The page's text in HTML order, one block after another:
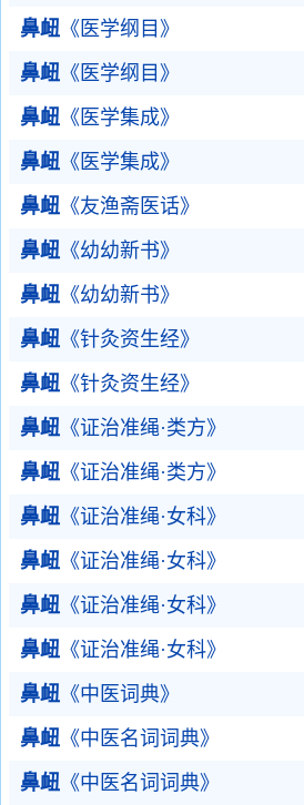
鼻衄 《医学纲目》
鼻衄 《医学纲目》
鼻衄 《医学集成》
鼻衄 《医学集成》
鼻衄 《友渔斋医话》
鼻衄 《幼幼新书》
鼻衄 《幼幼新书》
鼻衄 《针灸资生经》
鼻衄 《针灸资生经》
鼻衄 《证治准绳·类方》
鼻衄 《证治准绳·类方》
鼻衄 《证治准绳·女科》
鼻衄 《证治准绳·女科》
鼻衄 《证治准绳·女科》
鼻衄 《证治准绳·女科》
鼻衄 《中医词典》
鼻衄 《中医名词词典》
鼻衄 《中医名词词典》